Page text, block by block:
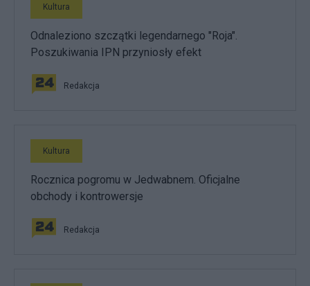
Kultura
Odnaleziono szczątki legendarnego "Roja".
Poszukiwania IPN przyniosły efekt
Redakcja
Kultura
Rocznica pogromu w Jedwabnem. Oficjalne
obchody i kontrowersje
Redakcja